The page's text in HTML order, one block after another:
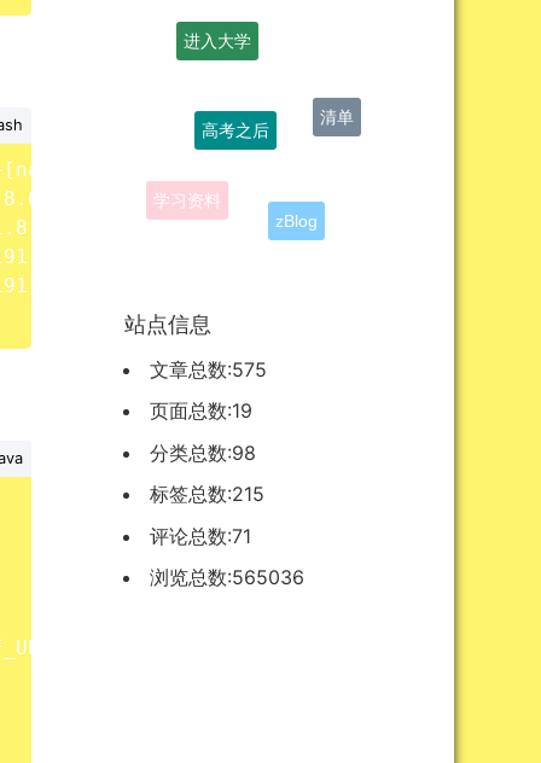
[ na:1.8.0_191
]
]
zBlog
进入大学
站点信息
文章总数:575
页面总数:19
分类总数:98
标签总数:215
评论总数:71
浏览总数:565036